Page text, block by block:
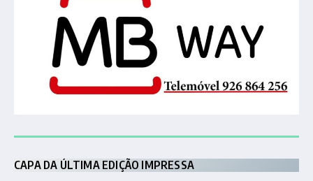
CAPA DA ÚLTIMA EDIÇÃO IMPRESSA